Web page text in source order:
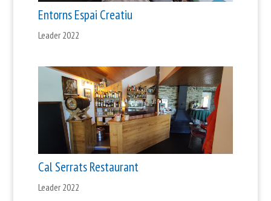
Entorns Espai Creatiu
Leader 2022
Cal Serrats Restaurant
Leader 2022